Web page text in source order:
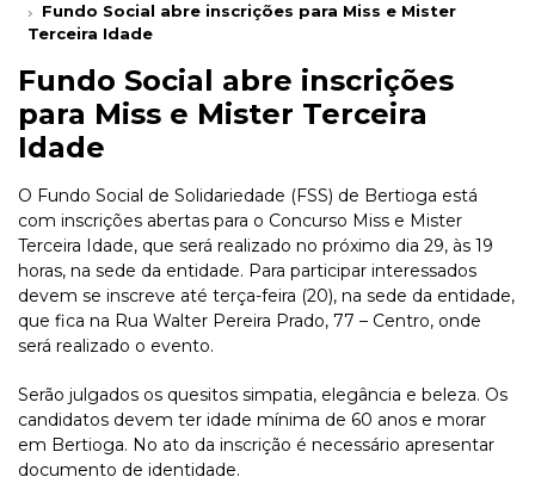
Fundo Social abre inscrições para Miss e Mister
Terceira Idade
Fundo Social abre inscrições
para Miss e Mister Terceira
Idade
O Fundo Social de Solidariedade (FSS) de Bertioga está
com inscrições abertas para o Concurso Miss e Mister
Terceira Idade, que será realizado no próximo dia 29, às 19
horas, na sede da entidade. Para participar interessados
devem se inscreve até terça-feira (20), na sede da entidade,
que fica na Rua Walter Pereira Prado, 77 – Centro, onde
será realizado o evento.
Serão julgados os quesitos simpatia, elegância e beleza. Os
candidatos devem ter idade mínima de 60 anos e morar
em Bertioga. No ato da inscrição é necessário apresentar
documento de identidade.